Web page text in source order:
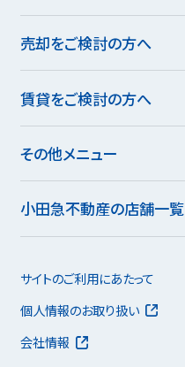
売却をご検討の方へ
賃貸をご検討の方へ
その他メニュー
小田急不動産の店舗一覧
サイトのご利用にあたって
個人情報のお取り扱い
会社情報